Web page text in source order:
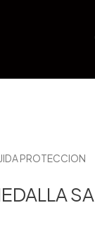
PROTECCION